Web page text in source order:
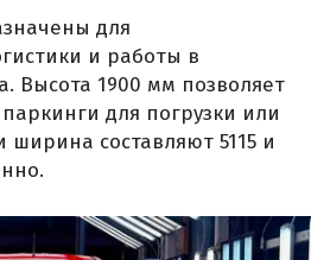
для
и работы в
Высота 1900 мм позволяет
для погрузки или
ширина составляют 5115 и